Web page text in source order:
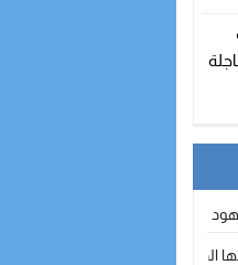
لتطوير الممارسة الكروية بجهة
الدولية: تكوين متخصص في التراث